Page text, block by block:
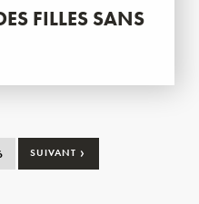
FILLES SANS
SUIVANT ›